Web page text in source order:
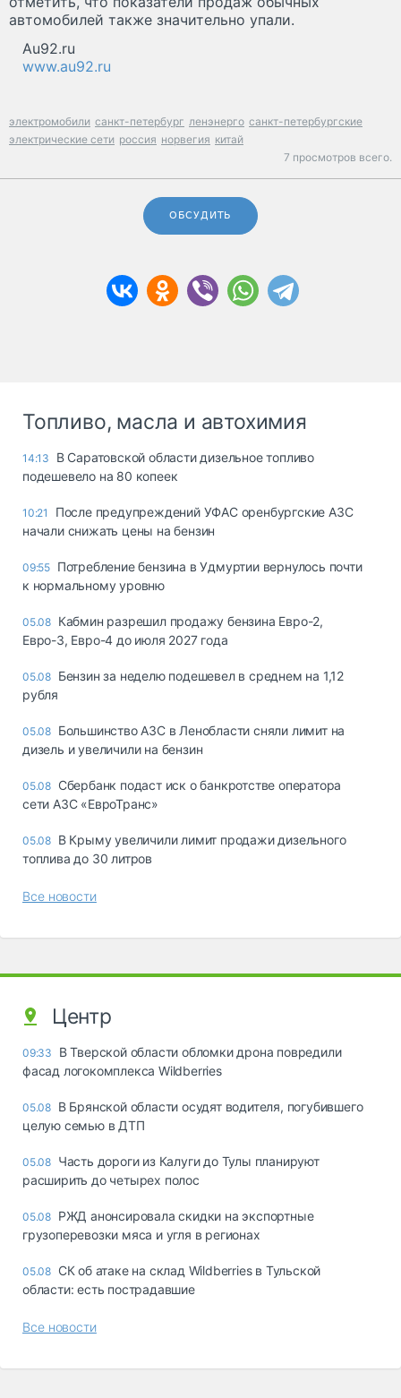
автомобилей также значительно упали.
Au92.ru
www.au92.ru
электромобили санкт-петербург ленэнерго санкт-петербургские
электрические сети россия норвегия китай
7 просмотров всего.
ОБСУДИТЬ
Топливо, масла и автохимия
14:13
В Саратовской области дизельное топливо
подешевело на 80 копеек
10:21
После предупреждений УФАС оренбургские АЗС
начали снижать цены на бензин
09:55 Потребление бензина в Удмуртии вернулось почти
к нормальному уровню
05.08 Кабмин разрешил продажу бензина Евро-2,
Евро-3, Евро-4 до июля 2027 года
05.08 Бензин за неделю подешевел в среднем на 1,12
рубля
05.08 Большинство АЗС в Ленобласти сняли лимит на
дизель и увеличили на бензин
05.08 Сбербанк подаст иск о банкротстве оператора
сети АЗС «ЕвроТранс»
05.08 В Крыму увеличили лимит продажи дизельного
топлива до 30 литров
Все новости
Центр
09:33
В Тверской области обломки дрона повредили
фасад логокомплекса Wildberries
05.08 В Брянской области осудят водителя, погубившего
целую семью в ДТП
05.08 Часть дороги из Калуги до Тулы планируют
расширить до четырех полос
05.08 РЖД анонсировала скидки на экспортные
грузоперевозки мяса и угля в регионах
05.08 СК об атаке на склад Wildberries в Тульской
области: есть пострадавшие
Все новости